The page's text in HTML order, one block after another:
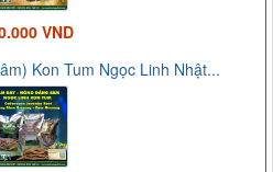
VND
Kon Tum Ngọc Linh Nhật...